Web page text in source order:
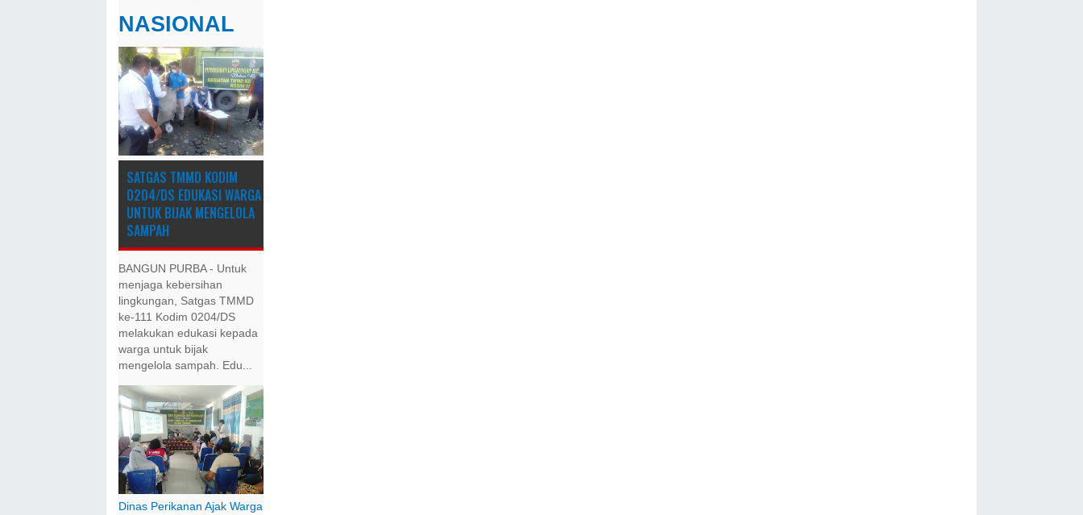
NASIONAL
SATGAS TMMD KODIM
0204/DS EDUKASI WARGA
UNTUK BIJAK MENGELOLA
SAMPAH
BANGUN PURBA - Untuk
menjaga kebersihan
lingkungan, Satgas TMMD
ke-111 Kodim 0204/DS
melakukan edukasi kepada
warga untuk bijak
mengelola sampah. Edu...
Dinas Perikanan Ajak Warga